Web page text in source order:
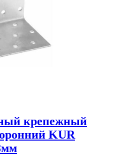
крепежный
KUR